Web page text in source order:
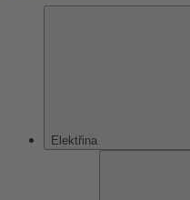
Elektřina